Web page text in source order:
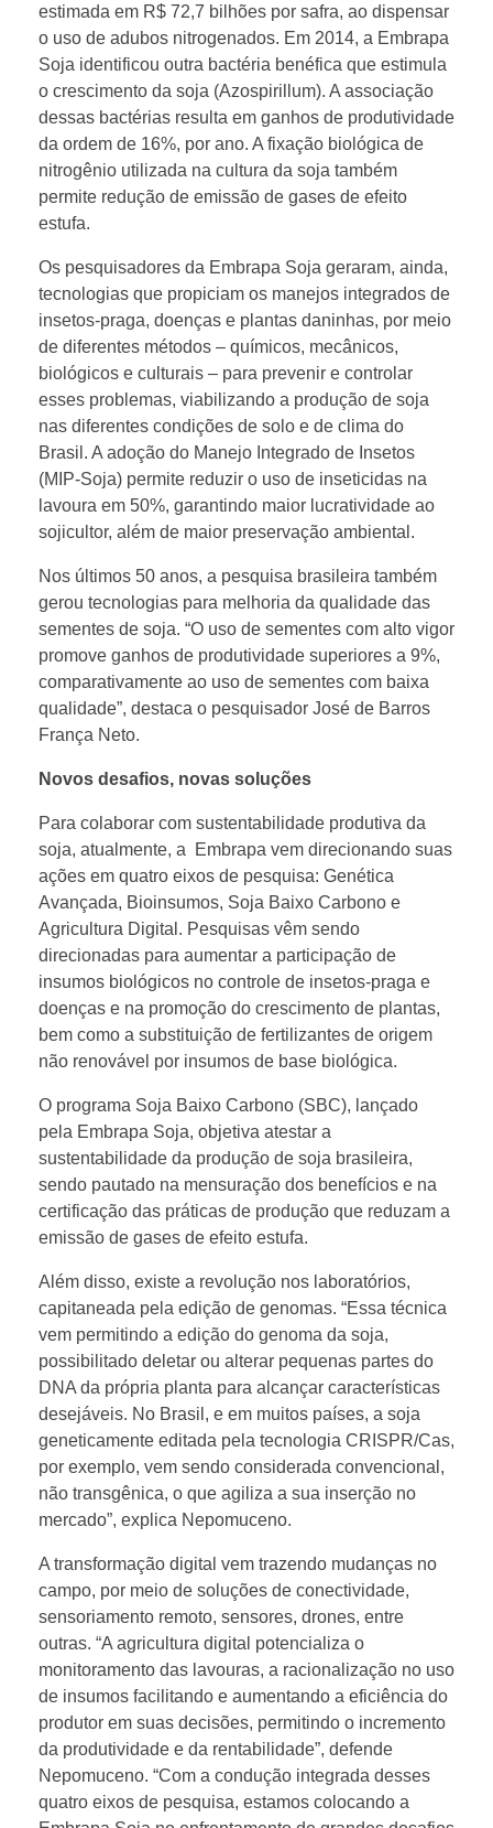
estimada em R$ 72,7 bilhões por safra, ao dispensar
o uso de adubos nitrogenados. Em 2014, a Embrapa
Soja identificou outra bactéria benéfica que estimula
o crescimento da soja (Azospirillum). A associação
dessas bactérias resulta em ganhos de produtividade
da ordem de 16%, por ano. A fixação biológica de
nitrogênio utilizada na cultura da soja também
permite redução de emissão de gases de efeito
estufa.
Os pesquisadores da Embrapa Soja geraram, ainda,
tecnologias que propiciam os manejos integrados de
insetos-praga, doenças e plantas daninhas, por meio
de diferentes métodos – químicos, mecânicos,
biológicos e culturais – para prevenir e controlar
esses problemas, viabilizando a produção de soja
nas diferentes condições de solo e de clima do
Brasil. A adoção do Manejo Integrado de Insetos
(MIP-Soja) permite reduzir o uso de inseticidas na
lavoura em 50%, garantindo maior lucratividade ao
sojicultor, além de maior preservação ambiental.
Nos últimos 50 anos, a pesquisa brasileira também
gerou tecnologias para melhoria da qualidade das
sementes de soja. “O uso de sementes com alto vigor
promove ganhos de produtividade superiores a 9%,
comparativamente ao uso de sementes com baixa
qualidade”, destaca o pesquisador José de Barros
França Neto.
Novos desafios, novas soluções
Para colaborar com sustentabilidade produtiva da
soja, atualmente, a Embrapa vem direcionando suas
ações em quatro eixos de pesquisa: Genética
Avançada, Bioinsumos, Soja Baixo Carbono e
Agricultura Digital. Pesquisas vêm sendo
direcionadas para aumentar a participação de
insumos biológicos no controle de insetos-praga e
doenças e na promoção do crescimento de plantas,
bem como a substituição de fertilizantes de origem
não renovável por insumos de base biológica.
O programa Soja Baixo Carbono (SBC), lançado
pela Embrapa Soja, objetiva atestar a
sustentabilidade da produção de soja brasileira,
sendo pautado na mensuração dos benefícios e na
certificação das práticas de produção que reduzam a
emissão de gases de efeito estufa.
Além disso, existe a revolução nos laboratórios,
capitaneada pela edição de genomas. “Essa técnica
vem permitindo a edição do genoma da soja,
possibilitado deletar ou alterar pequenas partes do
DNA da própria planta para alcançar características
desejáveis. No Brasil, e em muitos países, a soja
geneticamente editada pela tecnologia CRISPR/Cas,
por exemplo, vem sendo considerada convencional,
não transgênica, o que agiliza a sua inserção no
mercado”, explica Nepomuceno.
A transformação digital vem trazendo mudanças no
campo, por meio de soluções de conectividade,
sensoriamento remoto, sensores, drones, entre
outras. “A agricultura digital potencializa o
monitoramento das lavouras, a racionalização no uso
de insumos facilitando e aumentando a eficiência do
produtor em suas decisões, permitindo o incremento
da produtividade e da rentabilidade”, defende
Nepomuceno. “Com a condução integrada desses
quatro eixos de pesquisa, estamos colocando a